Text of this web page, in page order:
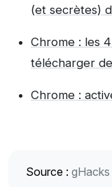
(et secrètes)
Chrome : les
télécharger
Chrome :
Source : gHacks